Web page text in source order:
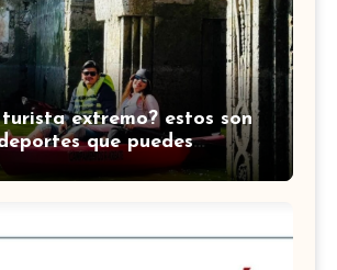
turista extremo? estos son
que puedes
en Guanajuato